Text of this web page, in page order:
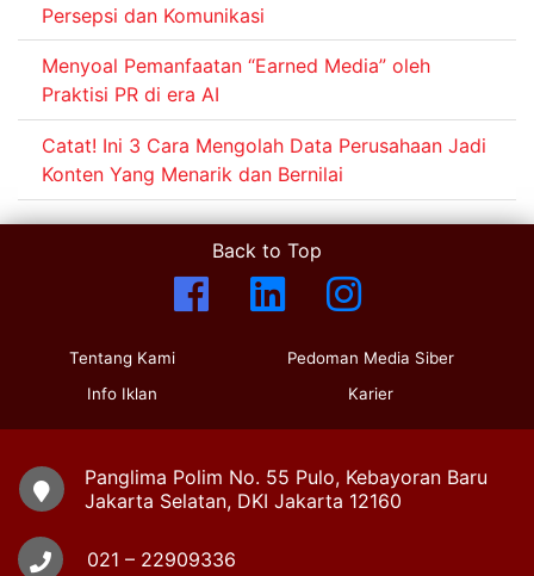
Persepsi dan Komunikasi
Menyoal Pemanfaatan “Earned Media” oleh
Praktisi PR di era AI
Catat! Ini 3 Cara Mengolah Data Perusahaan Jadi
Konten Yang Menarik dan Bernilai
Back to Top
Tentang Kami
Info Iklan
Pedoman Media Siber
Karier
Panglima Polim No. 55 Pulo, Kebayoran Baru
Jakarta Selatan, DKI Jakarta 12160
021 – 22909336